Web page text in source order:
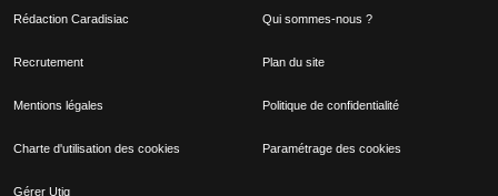
Rédaction Caradisiac Qui sommes-nous ?
Recrutement Plan du site
Mentions légales Politique de confidentialité
Charte d'utilisation des cookies Paramétrage des cookies
Gérer Utiq